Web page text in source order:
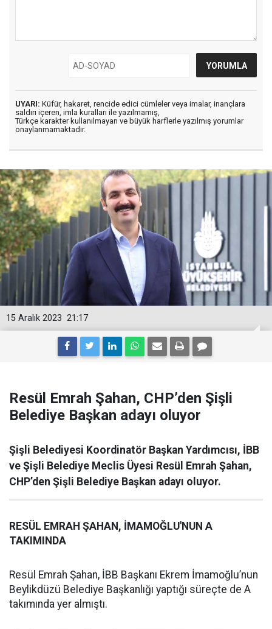
UYARI: Küfür, hakaret, rencide edici cümleler veya imalar, inançlara
saldırı içeren, imla kuralları ile yazılmamış,
Türkçe karakter kullanılmayan ve büyük harflerle yazılmış yorumlar
onaylanmamaktadır.
21:17
15 Aralık 2023
Resül Emrah Şahan, CHP’den Şişli
Belediye Başkan adayı oluyor
Şişli Belediyesi Koordinatör Başkan Yardımcısı, İBB
ve Şişli Belediye Meclis Üyesi Resül Emrah Şahan,
CHP’den Şişli Belediye Başkan adayı oluyor.
RESÜL EMRAH ŞAHAN, İMAMOĞLU'NUN A
TAKIMINDA
Resül Emrah Şahan, İBB Başkanı Ekrem İmamoğlu’nun
Beylikdüzü Belediye Başkanlığı yaptığı süreçte de A
takımında yer almıştı.